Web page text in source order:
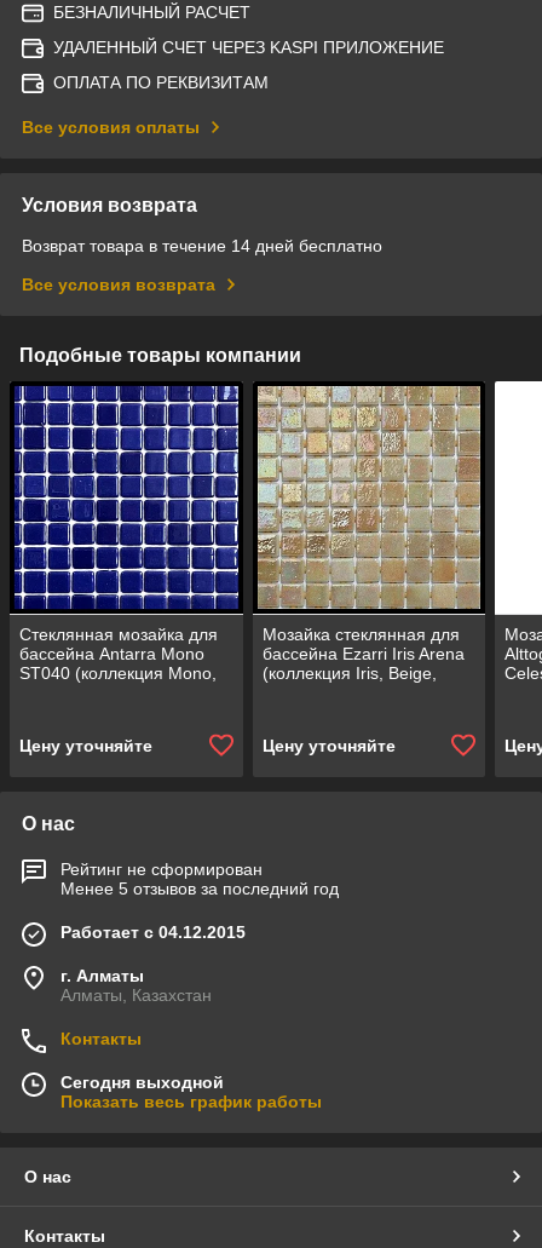
БЕЗНАЛИЧНЫЙ РАСЧЕТ
УДАЛЕННЫЙ СЧЕТ ЧЕРЕЗ KASPI ПРИЛОЖЕНИЕ
ОПЛАТА ПО РЕКВИЗИТАМ
Все условия оплаты
Условия возврата
Возврат товара в течение 14 дней бесплатно
Все условия возврата
Подобные товары компании
Стеклянная мозайка для
бассейна Antarra Mono
ST040 (коллекция Mono,
Цену уточняйте
Мозайка стеклянная для
бассейна Ezarri Iris Arena
(коллекция Iris, Beige,
Цену уточняйте
О нас
Рейтинг не сформирован
Менее 5 отзывов за последний год
Работает с 04.12.2015
г. Алматы
Алматы, Казахстан
Контакты
Сегодня выходной
Показать весь график работы
О нас
Контакты